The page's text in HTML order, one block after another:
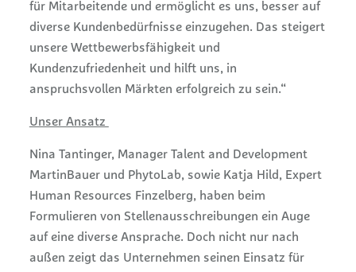
für Mitarbeitende und ermöglicht es uns, besser auf
diverse Kundenbedürfnisse einzugehen. Das steigert
unsere Wettbewerbsfähigkeit und
Kundenzufriedenheit und hilft uns, in
anspruchsvollen Märkten erfolgreich zu sein.“
Unser Ansatz
Nina Tantinger, Manager Talent and Development
MartinBauer und PhytoLab, sowie Katja Hild, Expert
Human Resources Finzelberg, haben beim
Formulieren von Stellenausschreibungen ein Auge
auf eine diverse Ansprache. Doch nicht nur nach
außen zeigt das Unternehmen seinen Einsatz für